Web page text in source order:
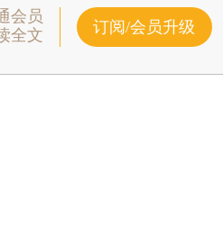
会员
全文
订阅/会员升级